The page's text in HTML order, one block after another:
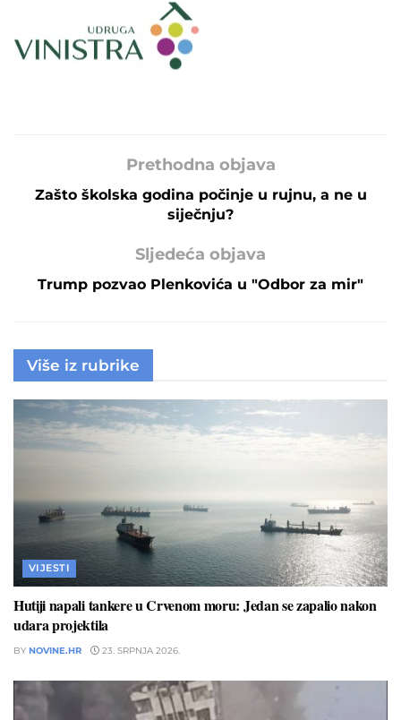
Prethodna objava
Zašto školska godina počinje u rujnu, a ne u
siječnju?
Sljedeća objava
Trump pozvao Plenkovića u "Odbor za mir"
Više iz rubrike
VIJESTI
Hutiji napali tankere u Crvenom moru: Jedan se zapalio nakon
udara projektila
BY NOVINE.HR 23. SRPNJA 2026.